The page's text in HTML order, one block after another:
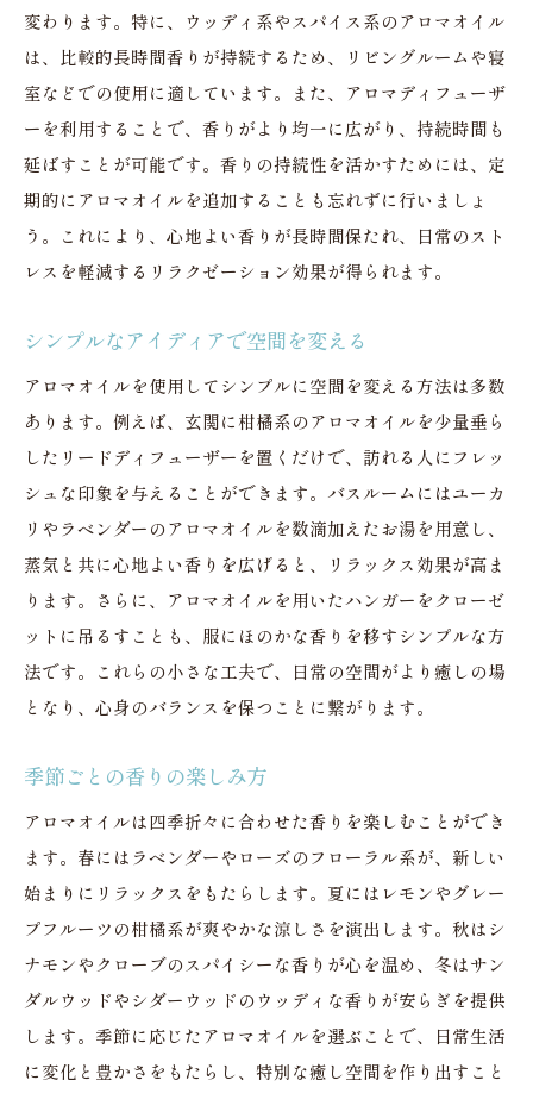
変わります。特に、ウッディ系やスパイス系のアロマオイル
は、比較的長時間香りが持続するため、リビングルームや寝
室などでの使用に適しています。また、アロマディフューザ
ーを利用することで、香りがより均一に広がり、持続時間も
延ばすことが可能です。香りの持続性を活かすためには、定
期的にアロマオイルを追加することも忘れずに行いましょ
う。これにより、心地よい香りが長時間保たれ、日常のスト
レスを軽減するリラクゼーション効果が得られます。
シンプルなアイディアで空間を変える
アロマオイルを使用してシンプルに空間を変える方法は多数
あります。例えば、玄関に柑橘系のアロマオイルを少量垂ら
したリードディフューザーを置くだけで、訪れる人にフレッ
シュな印象を与えることができます。バスルームにはユーカ
リやラベンダーのアロマオイルを数滴加えたお湯を用意し、
蒸気と共に心地よい香りを広げると、リラックス効果が高ま
ります。さらに、アロマオイルを用いたハンガーをクローゼ
ットに吊るすことも、服にほのかな香りを移すシンプルな方
法です。これらの小さな工夫で、日常の空間がより癒しの場
となり、心身のバランスを保つことに繋がります。
季節ごとの香りの楽しみ方
アロマオイルは四季折々に合わせた香りを楽しむことができ
ます。春にはラベンダーやローズのフローラル系が、新しい
始まりにリラックスをもたらします。夏にはレモンやグレー
プフルーツの柑橘系が爽やかな涼しさを演出します。秋はシ
ナモンやクローブのスパイシーな香りが心を温め、冬はサン
ダルウッドやシダーウッドのウッディな香りが安らぎを提供
します。季節に応じたアロマオイルを選ぶことで、日常生活
に変化と豊かさをもたらし、特別な癒し空間を作り出すこと